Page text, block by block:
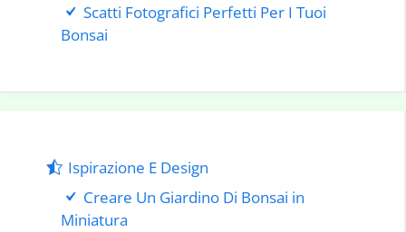
Scatti Fotografici Perfetti Per I Tuoi
Bonsai
Ispirazione E Design
Creare Un Giardino Di Bonsai in
Miniatura